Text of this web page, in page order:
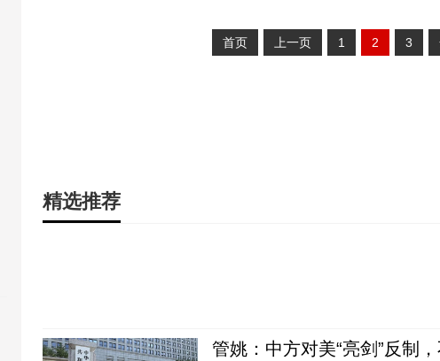
首页 上一页 1 2 3
精选推荐
管姚：中方对美“亮剑”反制